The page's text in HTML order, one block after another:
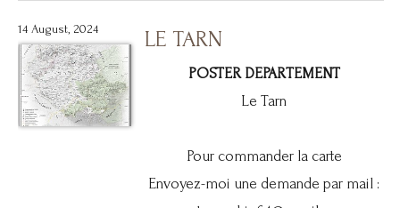
14 August, 2024 LE TARN
POSTER DEPARTEMENT
Le Tarn
Pour commander la carte
Envoyez-moi une demande par mail :